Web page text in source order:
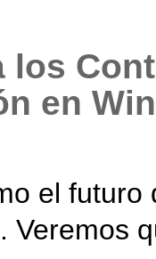
los
en
el
Veremos